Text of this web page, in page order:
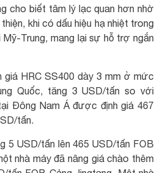
cho biết tâm lý lạc quan hơn nhờ
khi có dấu hiệu hạ nhiệt trong
Trung, mang lại sự hỗ trợ ngắn
giá HRC SS400 dày 3 mm ở mức
Quốc, tăng 3 USD/tấn so với
Đông Nam Á được định giá 467
tấn.
5 USD/tấn lên 465 USD/tấn FOB
nhà máy đã nâng giá chào thêm